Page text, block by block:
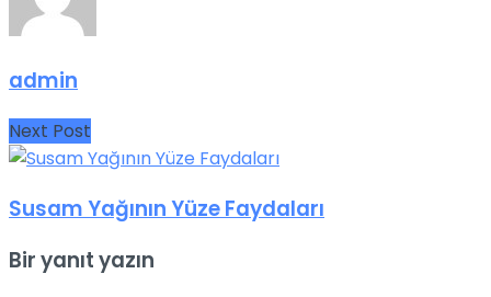
admin
Next Post
Susam Yağının Yüze Faydaları
Bir yanıt yazın